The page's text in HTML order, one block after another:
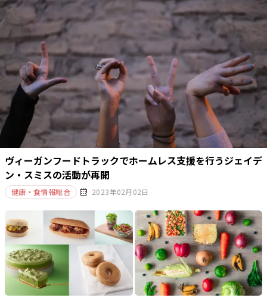
ヴィーガンフードトラックでホームレス支援を行うジェイデ
ン・スミスの活動が再開
健康・食情報総合 2023年02月02日